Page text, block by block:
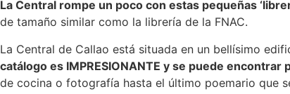
La Central rompe un poco con estas pequeñas
de tamaño similar como la librería de la FNAC.
La Central de Callao está situada en un bellísimo
catálogo es IMPRESIONANTE y se puede
de cocina o fotografía hasta el último poemario que